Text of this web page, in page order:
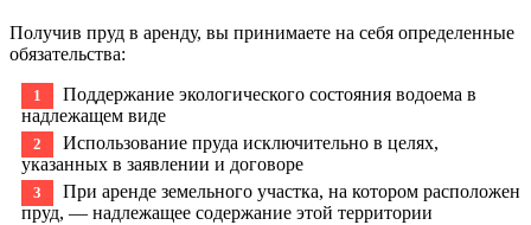
Получив пруд в аренду, вы принимаете на себя определенные
обязательства:
Поддержание экологического состояния водоема в
надлежащем виде
Использование пруда исключительно в целях,
указанных в заявлении и договоре
При аренде земельного участка, на котором расположен
пруд, — надлежащее содержание этой территории